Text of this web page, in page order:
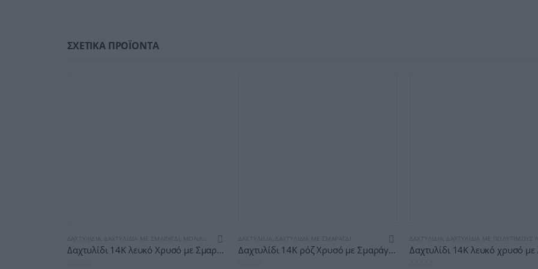
ΣΧΕΤΙΚΆ ΠΡΟΪΌΝΤΑ
ΔΑΧΤΥΛΊΔΙΑ ΔΑΧΤΥΛΊΔΙΑ ΜΕ ΣΜΑΡΆΓΔΙ ΜΟΝΑΔΙΚΈΣ ΔΗΜΙΟΥΡΓΊΕΣ
Δαχτυλίδι 14Κ λευκό Χρυσό με Σμαράγδι & Μπριγιάν (επιλογές) ΕΜ006
ΔΑΧΤΥΛΊΔΙΑ ΔΑΧΤΥΛΊΔΙΑ ΜΕ ΣΜΑΡΆΓΔΙ
Δαχτυλίδι 14Κ ρόζ Χρυσό με Σμαράγδι & Μπριγιάν (επιλογές) ΕΜ005
ΔΑΧΤΥΛΊΔΙΑ ΔΑΧΤΥΛΊΔΙΑ ΜΕ ΠΟΛΎΤΙΜΟΥΣ